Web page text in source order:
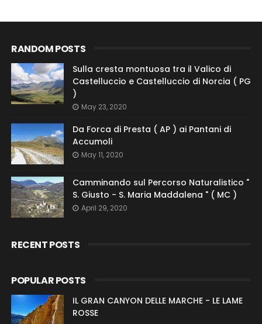
RANDOM POSTS
Sulla cresta montuosa tra il Valico di
Castelluccio e Castelluccio di Norcia ( PG
)
May 23, 2020
Da Forca di Presta ( AP ) ai Pantani di
Accumoli
May 11, 2020
Camminando sul Percorso Naturalistico "
S. Giusto - S. Maria Maddalena " ( MC )
April 29, 2020
RECENT POSTS
POPULAR POSTS
IL GRAN CANYON DELLE MARCHE - LE LAME
ROSSE